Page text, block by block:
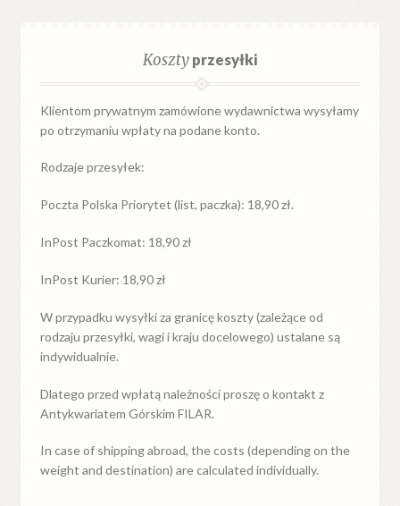
Kosztyprzesyłki
Klientom prywatnym zamówione wydawnictwa wysyłamy
po otrzymaniu wpłaty na podane konto.
Rodzaje przesyłek:
Poczta Polska Priorytet (list, paczka): 18,90 zł.
InPost Paczkomat: 18,90 zł
InPost Kurier: 18,90 zł
W przypadkuwysyłkiza granicękoszty (zależące od
rodzaju przesyłki, wagi i kraju docelowego) ustalane są
indywidualnie.
Dlatego przed wpłatą należności proszę o kontakt z
Antykwariatem Górskim FILAR.
In case of shipping abroad, the costs (depending on the
weight and destination) are calculated individually.